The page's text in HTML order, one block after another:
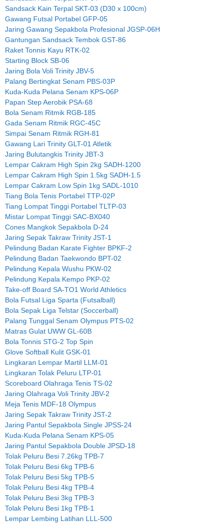
Sandsack Kain Terpal SKT-03 (D30 x 100cm)
Gawang Futsal Portabel GFP-05
Jaring Gawang Sepakbola Profesional JGSP-06H
Gantungan Sandsack Tembok GST-86
Raket Tonnis Kayu RTK-02
Starting Block SB-06
Jaring Bola Voli Trinity JBV-5
Palang Bertingkat Senam PBS-03P
Kuda-Kuda Pelana Senam KPS-06P
Papan Step Aerobik PSA-68
Bola Senam Ritmik RGB-185
Gada Senam Ritmik RGC-45C
Simpai Senam Ritmik RGH-81
Gawang Lari Trinity GLT-01 Atletik
Jaring Bulutangkis Trinity JBT-3
Lempar Cakram High Spin 2kg SADH-1200
Lempar Cakram High Spin 1.5kg SADH-1.5
Lempar Cakram Low Spin 1kg SADL-1010
Tiang Bola Tenis Portabel TTP-02P
Tiang Lompat Tinggi Portabel TLTP-03
Mistar Lompat Tinggi SAC-BX040
Cones Mangkok Sepakbola D-24
Jaring Sepak Takraw Trinity JST-1
Pelindung Badan Karate Fighter BPKF-2
Pelindung Badan Taekwondo BPT-02
Pelindung Kepala Wushu PKW-02
Pelindung Kepala Kempo PKP-02
Take-off Board SA-TO1 World Athletics
Bola Futsal Liga Sparta (Futsalball)
Bola Sepak Liga Telstar (Soccerball)
Palang Tunggal Senam Olympus PTS-02
Matras Gulat UWW GL-60B
Bola Tonnis STG-2 Top Spin
Glove Softball Kulit GSK-01
Lingkaran Lempar Martil LLM-01
Lingkaran Tolak Peluru LTP-01
Scoreboard Olahraga Tenis TS-02
Jaring Olahraga Voli Trinity JBV-2
Meja Tenis MDF-18 Olympus
Jaring Sepak Takraw Trinity JST-2
Jaring Pantul Sepakbola Single JPSS-24
Kuda-Kuda Pelana Senam KPS-05
Jaring Pantul Sepakbola Double JPSD-18
Tolak Peluru Besi 7.26kg TPB-7
Tolak Peluru Besi 6kg TPB-6
Tolak Peluru Besi 5kg TPB-5
Tolak Peluru Besi 4kg TPB-4
Tolak Peluru Besi 3kg TPB-3
Tolak Peluru Besi 1kg TPB-1
Lempar Lembing Latihan LLL-500